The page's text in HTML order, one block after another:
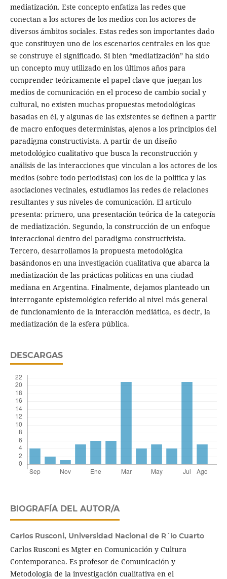
mediatización. Este concepto enfatiza las redes que
conectan a los actores de los medios con los actores de
diversos ámbitos sociales. Estas redes son importantes dado
que constituyen uno de los escenarios centrales en los que
se construye el significado. Si bien “mediatización” ha sido
un concepto muy utilizado en los últimos años para
comprender teóricamente el papel clave que juegan los
medios de comunicación en el proceso de cambio social y
cultural, no existen muchas propuestas metodológicas
basadas en él, y algunas de las existentes se definen a partir
de macro enfoques deterministas, ajenos a los principios del
paradigma constructivista. A partir de un diseño
metodológico cualitativo que busca la reconstrucción y
análisis de las interacciones que vinculan a los actores de los
medios (sobre todo periodistas) con los de la política y las
asociaciones vecinales, estudiamos las redes de relaciones
resultantes y sus niveles de comunicación. El artículo
presenta: primero, una presentación teórica de la categoría
de mediatización. Segundo, la construcción de un enfoque
interaccional dentro del paradigma constructivista.
Tercero, desarrollamos la propuesta metodológica
basándonos en una investigación cualitativa que abarca la
mediatización de las prácticas políticas en una ciudad
mediana en Argentina. Finalmente, dejamos planteado un
interrogante epistemológico referido al nivel más general
de funcionamiento de la interacción mediática, es decir, la
mediatización de la esfera pública.
DESCARGAS
BIOGRAFÍA DEL AUTOR/A
Carlos Rusconi, Universidad Nacional de R´ío Cuarto
Carlos Rusconi es Mgter en Comunicación y Cultura
Contemporanea. Es profesor de Comunicación y
Metodología de la investigación cualitativa en el